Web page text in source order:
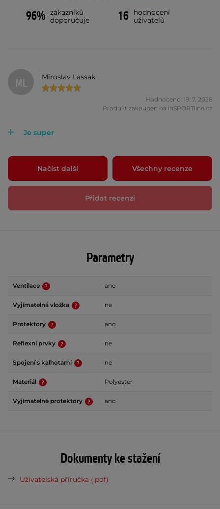
96% zákazníků
doporučuje
16
hodnocení
uživatelů
ML Miroslav Lassak
Hodnoceno: 19. 7. 2026
Produkt zakoupen na inSPORTline.cz
Je super
Načíst další Všechny recenze
Přidat recenzi
Parametry
Ventilace ano
Vyjímatelná vložka ne
Protektory ano
Reflexní prvky ne
Spojení s kalhotami ne
Materiál Polyester
Vyjímatelné protektory ano
Dokumenty ke stažení
Uživatelská příručka (.pdf)